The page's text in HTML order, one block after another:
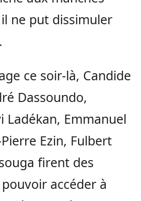
ne put dissimuler
ce soir-là, Candide
Dassoundo,
Ladékan, Emmanuel
Ezin, Fulbert
firent des
accéder à